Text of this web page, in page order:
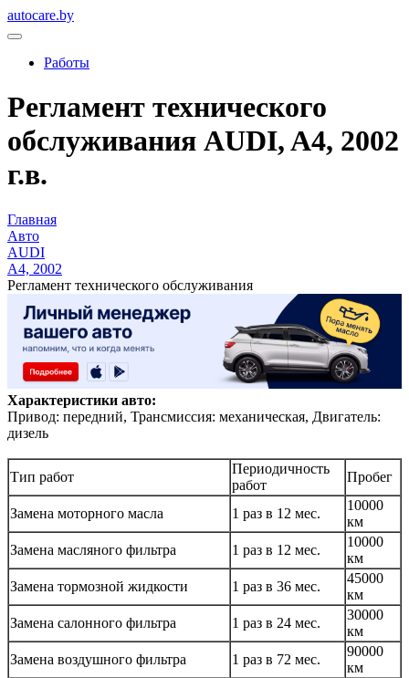
autocare.by
Работы
Регламент технического
обслуживания AUDI, A4, 2002
г.в.
Главная
Авто
AUDI
A4, 2002
Регламент технического обслуживания
Характеристики авто:
Привод: передний, Трансмиссия: механическая, Двигатель:
дизель
Тип работ
Периодичность
работ
Пробег
Замена моторного масла 1 раз в 12 мес.
10000
км
Замена масляного фильтра
1 раз в 12 мес.
10000
км
Замена тормозной жидкости
1 раз в 36 мес.
45000
км
Замена салонного фильтра
1 раз в 24 мес.
30000
км
Замена воздушного фильтра
1 раз в 72 мес.
90000
км